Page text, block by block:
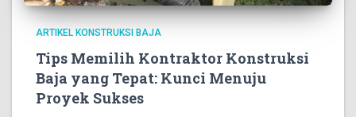
ARTIKEL KONSTRUKSI BAJA
Tips Memilih Kontraktor Konstruksi
Baja yang Tepat: Kunci Menuju
Proyek Sukses